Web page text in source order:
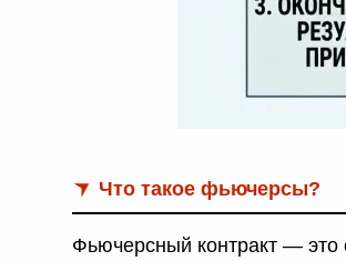
Что такое фьючерсы?
Фьючерсный контракт — это